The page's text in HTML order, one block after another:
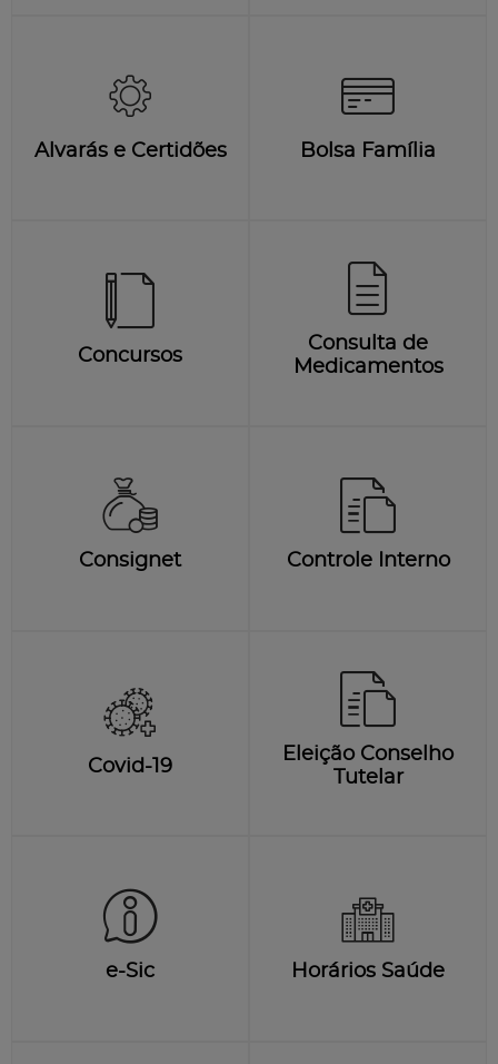
Alvarás e Certidões Bolsa Família
Concursos
Consulta de
Medicamentos
Consignet Controle Interno
Covid-19
Eleição Conselho
Tutelar
e-Sic Horários Saúde